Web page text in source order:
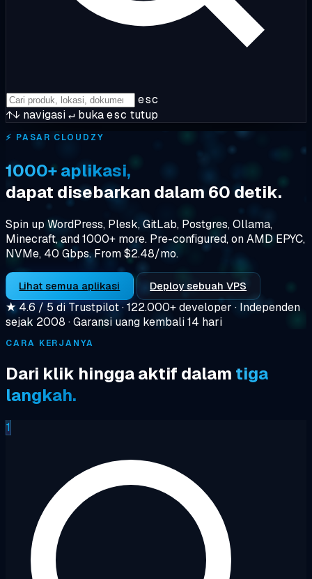
esc
↑↓ navigasi↵ bukaesc tutup
⚡ PASAR CLOUDZY
1000+ aplikasi,
dapat disebarkan dalam 60 detik.
Spin up WordPress, Plesk, GitLab, Postgres, Ollama,
Minecraft, and 1000+ more. Pre-configured, on AMD EPYC,
NVMe, 40 Gbps. From $2.48/mo.
Lihat semua aplikasi Deploy sebuah VPS
★ 4.6 / 5 di Trustpilot·122.000+ developer · Independen
sejak 2008 ·Garansi uang kembali 14 hari
CARA KERJANYA
Dari klik hingga aktif dalam tiga
langkah.
1